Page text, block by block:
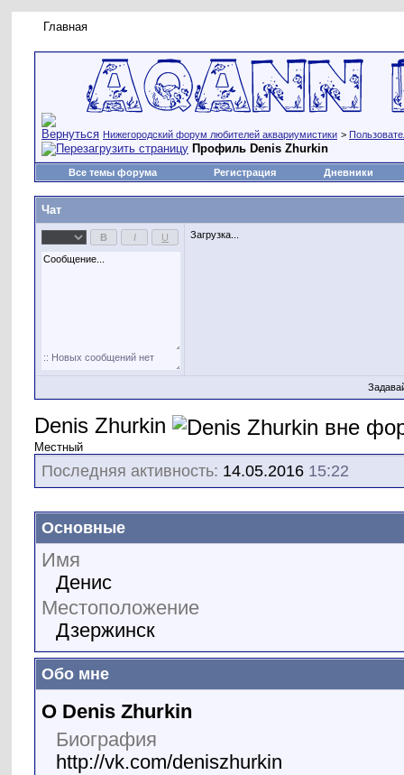
Главная
Нижегородский форум любителей аквариумистики >
Профиль Denis Zhurkin
Все темы форума Регистрация Дневники
Чат
Загрузка...
Denis Zhurkin
Местный
Последняя активность: 14.05.2016 15:22
Основные
Имя
Денис
Местоположение
Дзержинск
Обо мне
О Denis Zhurkin
Биография
http://vk.com/deniszhurkin